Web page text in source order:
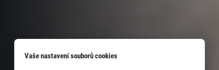
Vaše nastavení souborů cookies